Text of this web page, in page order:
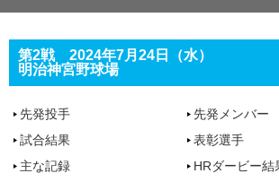
第2戦 2024年7月24日（水）
明治神宮野球場
先発投手
先発メンバー
試合結果
表彰選手
主な記録
HRダービー結